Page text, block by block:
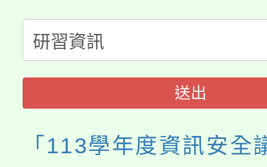
代理(課)教師甄選結果(
公告本校115學年度第
代理(課)教師甄選結果(
轉知中國文化大學推廣
《TA101》溝通分析基
程，歡迎學生輔導中心
送出
「113學年度資訊安全